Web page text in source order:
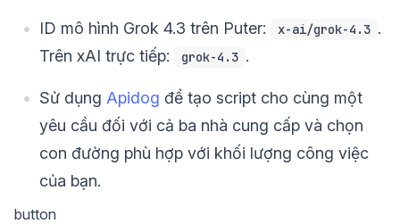
ID mô hình Grok 4.3 trên Puter: x-ai/grok-4.3 .
Trên xAI trực tiếp:
grok-4.3 .
Sử dụng Apidog để tạo script cho cùng một
yêu cầu đối với cả ba nhà cung cấp và chọn
con đường phù hợp với khối lượng công việc
của bạn.
button